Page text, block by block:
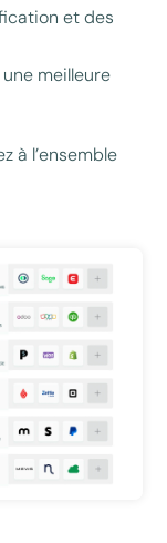
et des
meilleure
à l’ensemble